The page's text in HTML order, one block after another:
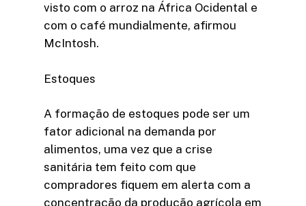
visto com o arroz na África Ocidental e
com o café mundialmente, afirmou
McIntosh.
Estoques
A formação de estoques pode ser um
fator adicional na demanda por
alimentos, uma vez que a crise
sanitária tem feito com que
compradores fiquem em alerta com a
concentração da produção agrícola em